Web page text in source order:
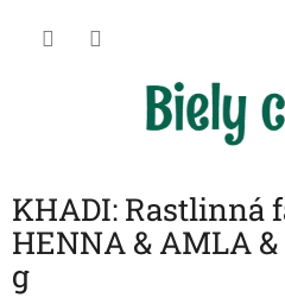
KHADI: Rastlinná
HENNA & AMLA &
g